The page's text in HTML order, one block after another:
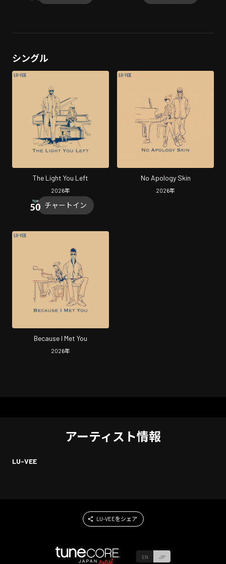
シングル
The Light You Left
2026年
チャートイン
No Apology Skin
2026年
Because I Met You
2026年
アーティスト情報
LU-VEE
LU-VEEをシェア
EN JP